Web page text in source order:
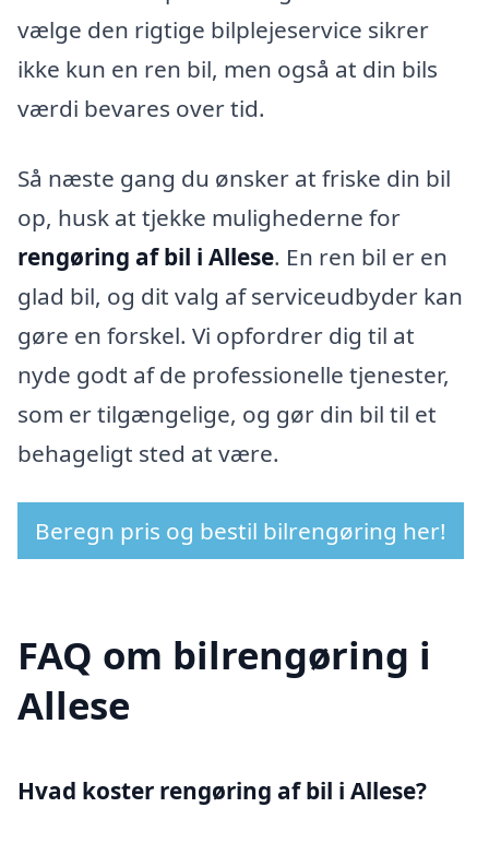
vælge den rigtige bilplejeservice sikrer
ikke kun en ren bil, men også at din bils
værdi bevares over tid.
Så næste gang du ønsker at friske din bil
op, husk at tjekke mulighederne for
rengøring af bil i Allese. En ren bil er en
glad bil, og dit valg af serviceudbyder kan
gøre en forskel. Vi opfordrer dig til at
nyde godt af de professionelle tjenester,
som er tilgængelige, og gør din bil til et
behageligt sted at være.
Beregn pris og bestil bilrengøring her!
FAQ om bilrengøring i
Allese
Hvad koster rengøring af bil i Allese?